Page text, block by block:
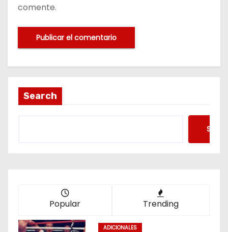
comente.
Search
Popular Trending
ADICIONALES